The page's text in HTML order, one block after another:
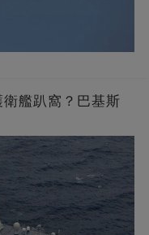
艦趴窩？巴基斯